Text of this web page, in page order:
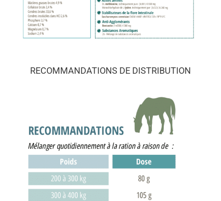
RECOMMANDATIONS DE DISTRIBUTION